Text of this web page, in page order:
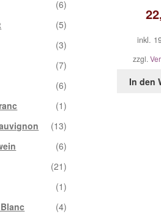
inkl.
zzgl.
In den
(6)
(5)
(3)
(7)
(6)
(1)
(13)
(6)
(21)
(1)
(4)